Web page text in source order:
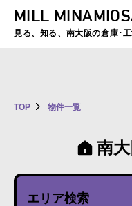
夏季休暇のお知らせ：2026年8
MILL
見る、知る、南大阪の倉庫･
TOP 物件一覧
南
エリア検索